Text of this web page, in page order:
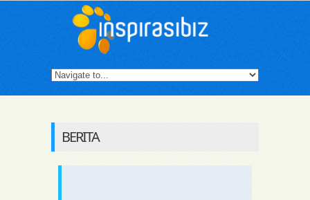
BERITA